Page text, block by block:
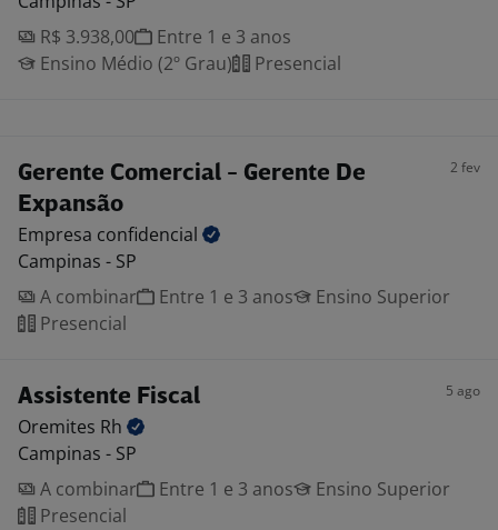
R$ 3.938,00
Entre 1 e 3 anos
Ensino Médio (2º Grau)
Presencial
Gerente Comercial - Gerente De
Expansão
2 fev
Empresa confidencial
Campinas - SP
A combinar
Entre 1 e 3 anos
Ensino Superior
Presencial
Assistente Fiscal 5 ago
Oremites Rh
Campinas - SP
A combinar
Entre 1 e 3 anos
Ensino Superior
Presencial